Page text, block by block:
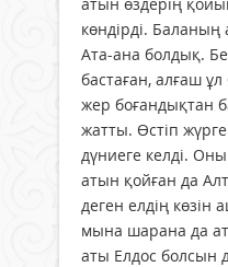
көндірді.
Ата-ана болдық.
бастаған, алғаш
жер боғандықтан
жатты. Өстіп
дүниеге келді.
атын қойған да
деген елдің көзін
мына шарана да
аты Елдос болсын